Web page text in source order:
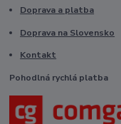
Doprava a platba
Doprava na Slovensko
Kontakt
Pohodlná rychlá platba